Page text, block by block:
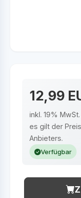
12,99
inkl. 19%
es gilt der
Anbieters.
Verfügbar